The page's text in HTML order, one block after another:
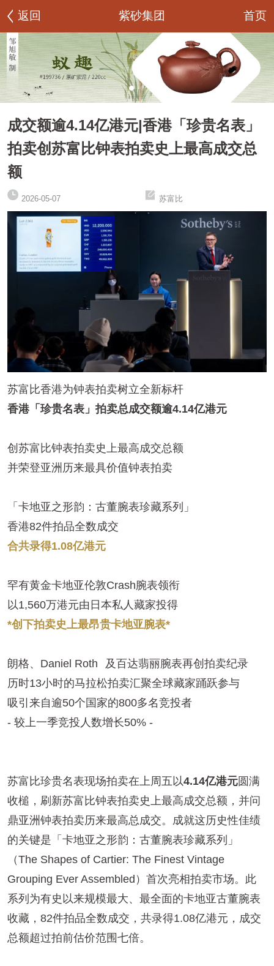
返回 紫砂集团 首页
成交额逾4.14亿港元|香港「珍贵名表」
拍卖创苏富比钟表拍卖史上最高成交总
额
2026-05-07 苏富比
苏富比香港为钟表拍卖树立全新标杆
香港「 珍贵名表」 拍卖总成交额逾4.14亿港元
创苏富比钟表拍卖史上最高成交总额
并荣登亚洲历来最具价值钟表拍卖
「卡地亚之形韵：古董腕表珍藏系列 」
香港82件拍品全数成交
合共录得1.08亿港元
罕有黄金卡地亚伦敦Crash腕表领衔
以1,560万港元由日本私人藏家投得
*创下拍卖史上最昂贵卡地亚腕表*
朗格、 Daniel Roth
及百达翡丽腕表再创拍卖纪录
历时13小时的马拉松拍卖汇聚全球藏家踊跃参与
吸引来自逾50个国家的800多名竞投者
- 较上一季竞投人数增长50% -
苏富比珍贵名表现场拍卖在上周五以4.14亿港元圆满
收槌，刷新苏富比钟表拍卖史上最高成交总额，并问
鼎亚洲钟表拍卖历来最高总成交。成就这历史性佳绩
的关键是 「 卡地亚之形韵：古董腕表珍藏系列 」
（The Shapes of Cartier: The Finest Vintage
Grouping Ever Assembled）首次亮相拍卖市场。此
系列为有史以来规模最大、最全面的卡地亚古董腕表
收藏，82件拍品全数成交，共录得1.08亿港元，成交
总额超过拍前估价范围七倍。